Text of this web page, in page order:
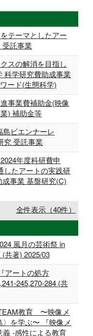
テーマとしたアー
受託事業
スの解消を目指し
科学研究費助成事業
ード(生態科学)
事業費補助金(映像
) 補助金等
島ビエンナーレ
究 受託事業
年度科研費申
したアートの実践研
事業 基盤研究(C)
全件表示（40件）
風月の芸術祭 in
共著) 2025/03
アートの処方
245,270-284 (共
教育 〜映像メ
を学ぶ〜 『映像メ
-感性による教育